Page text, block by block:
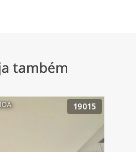
também
19015